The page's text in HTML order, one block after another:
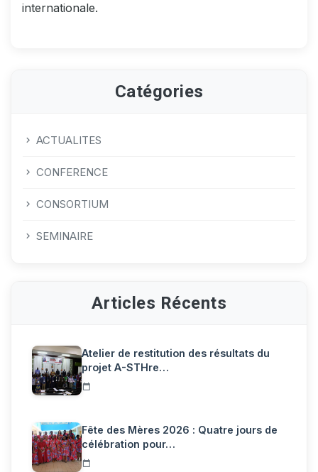
internationale.
Catégories
ACTUALITES
CONFERENCE
CONSORTIUM
SEMINAIRE
Articles Récents
Atelier de restitution des résultats du
projet A-STHre…
Fête des Mères 2026 : Quatre jours de
célébration pour…